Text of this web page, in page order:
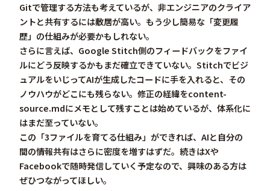
Gitで管理する方法も考えているが、非エンジニアのクライア
ントと共有するには敷居が高い。もう少し簡易な「変更履
歴」の仕組みが必要かもしれない。
さらに言えば、 Google Stitch側のフィードバックをファイ
ルにどう反映するかもまだ確立できていない。Stitchでビジ
ュアルをいじってAIが生成したコードに手を入れると、その
ノウハウがどこにも残らない。修正の経緯をcontent-
source.mdにメモとして残すことは始めているが、体系化に
はまだ至っていない。
この「3ファイルを育てる仕組み」ができれば、AIと自分の
間の情報共有はさらに密度を増すはずだ。続きはXや
Facebookで随時発信していく予定なので、興味のある方は
ぜひつながってほしい。